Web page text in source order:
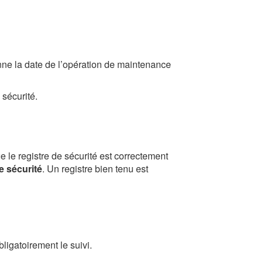
la date de l’opération de maintenance
le registre de sécurité est correctement
sécurité. Un registre bien tenu est
le suivi.